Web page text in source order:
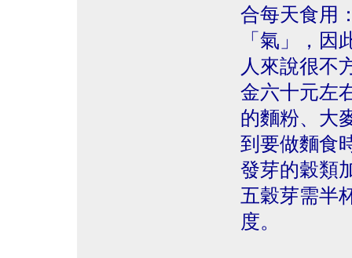
合每天食用
「氣」，
人來說很不
金六十元左
的麵粉、大
到要做麵食
發芽的穀類
五穀芽需半
度。